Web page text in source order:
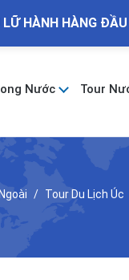
HÀNH HÀNG
Nước Tour
Tour Du Lịch Úc